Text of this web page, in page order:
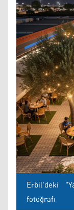
Erbil'deki
fotoğrafı